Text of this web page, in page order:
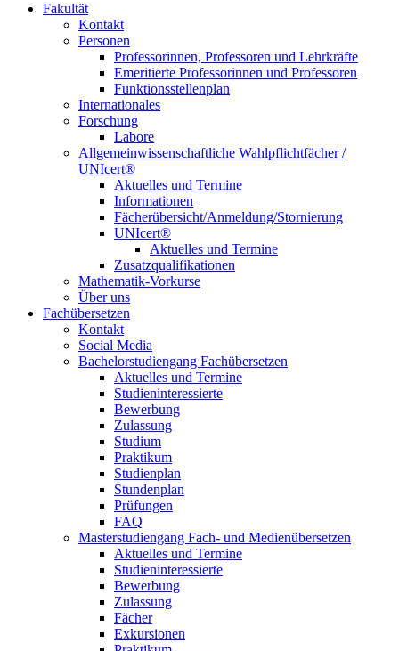
Fakultät
Kontakt
Personen
Professorinnen, Professoren und Lehrkräfte
Emeritierte Professorinnen und Professoren
Funktionsstellenplan
Internationales
Forschung
Labore
Allgemeinwissenschaftliche Wahlpflichtfächer /
UNIcert®
Aktuelles und Termine
Informationen
Fächerübersicht/Anmeldung/Stornierung
UNIcert®
Aktuelles und Termine
Zusatzqualifikationen
Mathematik-Vorkurse
Über uns
Fachübersetzen
Kontakt
Social Media
Bachelorstudiengang Fachübersetzen
Aktuelles und Termine
Studieninteressierte
Bewerbung
Zulassung
Studium
Praktikum
Studienplan
Stundenplan
Prüfungen
FAQ
Masterstudiengang Fach- und Medienübersetzen
Aktuelles und Termine
Studieninteressierte
Bewerbung
Zulassung
Fächer
Exkursionen